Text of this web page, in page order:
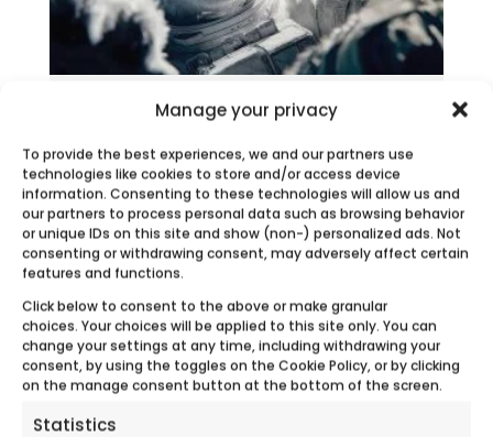
Manage your privacy
To provide the best experiences, we and our partners use
technologies like cookies to store and/or access device
information. Consenting to these technologies will allow us and
our partners to process personal data such as browsing behavior
or unique IDs on this site and show (non-) personalized ads. Not
consenting or withdrawing consent, may adversely affect certain
features and functions.
Click below to consent to the above or make granular
choices. Your choices will be applied to this site only. You can
change your settings at any time, including withdrawing your
consent, by using the toggles on the Cookie Policy, or by clicking
on the manage consent button at the bottom of the screen.
Statistics
Ecobulles Sarthe participera à la foire du
Mans du 10 au 14 septembre 2026....